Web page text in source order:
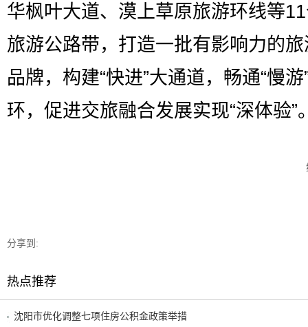
华枫叶大道、漠上草原旅游环线等
旅游公路带，打造一批有影响力的
品牌，构建“快进”大通道，畅通“慢游
环，促进交旅融合发展实现“深体验”
分享到:
热点推荐
沈阳市优化调整七项住房公积金政策举措